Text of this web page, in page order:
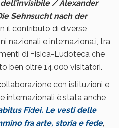
/ Alexander
Sehnsucht nach der
il contributo di diverse
nazionali e internazionali, tra
di Fisica-Ludoteca che
ben oltre 14.000 visitatori.
con istituzioni e
internazionali è stata anche
Fidei. Le vesti delle
fra arte, storia e fede,